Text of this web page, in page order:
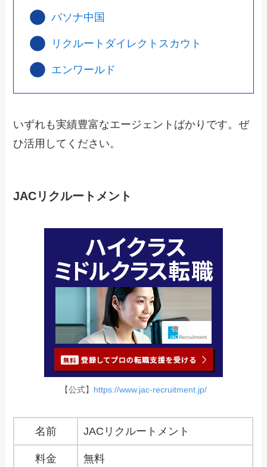
パソナ中国
リクルートダイレクトスカウト
エンワールド
いずれも実績豊富なエージェントばかりです。ぜ
ひ活用してください。
JACリクルートメント
【公式】 https://www.jac-recruitment.jp/
名前 JACリクルートメント
料金 無料